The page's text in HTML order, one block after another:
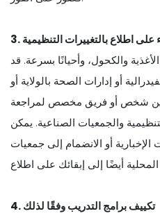
على اطلاع بالتغييرات التنظيمية
والكحول، وأحيانًا بسرعة. قد
أو إدارات الصحة بالولاية أو
شخص أو فريق مخصص لمراجعة
والجمعيات الصناعية. يمكن
أو الانضمام إلى جمعيات
4. تكييف برامج التدريب وفقًا لذلك